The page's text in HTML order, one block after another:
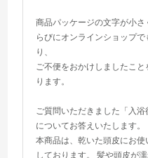
商品パッケージの文字が小
らびにオンラインショップ
り、
ご不便をおかけしましたこ
ります。
ご質問いただきました「入浴
についてお答えいたします。
本商品は、乾いた頭皮にお
しております。 髪や頭皮が濡